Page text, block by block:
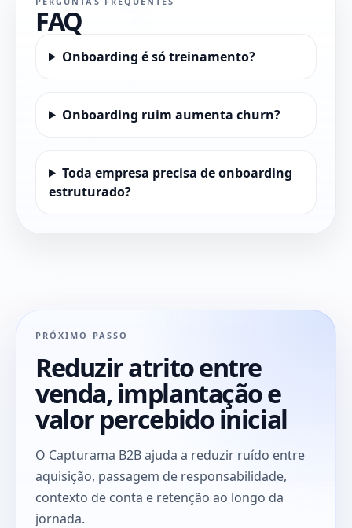
FAQ
Onboarding é só treinamento?
Onboarding ruim aumenta churn?
Toda empresa precisa de onboarding
estruturado?
PRÓXIMO PASSO
Reduzir atrito entre
venda, implantação e
valor percebido inicial
O Capturama B2B ajuda a reduzir ruído entre
aquisição, passagem de responsabilidade,
contexto de conta e retenção ao longo da
jornada.